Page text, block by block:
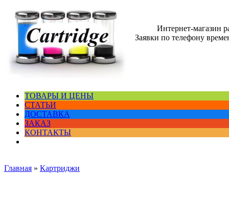
Интернет-магазин
Заявки по телефону
ТОВАРЫ И ЦЕНЫ
СТАТЬИ
ДОСТАВКА
ЗАКАЗ
КОНТАКТЫ
Главная » Картриджи